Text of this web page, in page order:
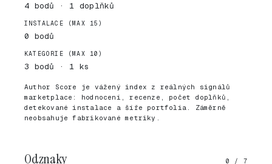
4 bodů · 1 doplňků
INSTALACE (MAX 15)
0 bodů
KATEGORIE (MAX 10)
3 bodů · 1 ks
Author Score je vážený index z reálných signálů
marketplace: hodnocení, recenze, počet doplňků,
detekované instalace a šíře portfolia. Záměrně
neobsahuje fabrikované metriky.
Odznaky 0 / 7